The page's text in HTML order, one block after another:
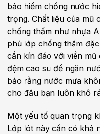
bảo hiểm chống nước
trọng. Chất liệu của mũ
chống thấm như nhựa
phủ lớp chống thấm
cần kín đáo với viền
đệm cao su để ngăn
bảo rằng nước mưa
cho đầu bạn luôn khô
Một yếu tố quan trọng
Lớp lót này cần có khả